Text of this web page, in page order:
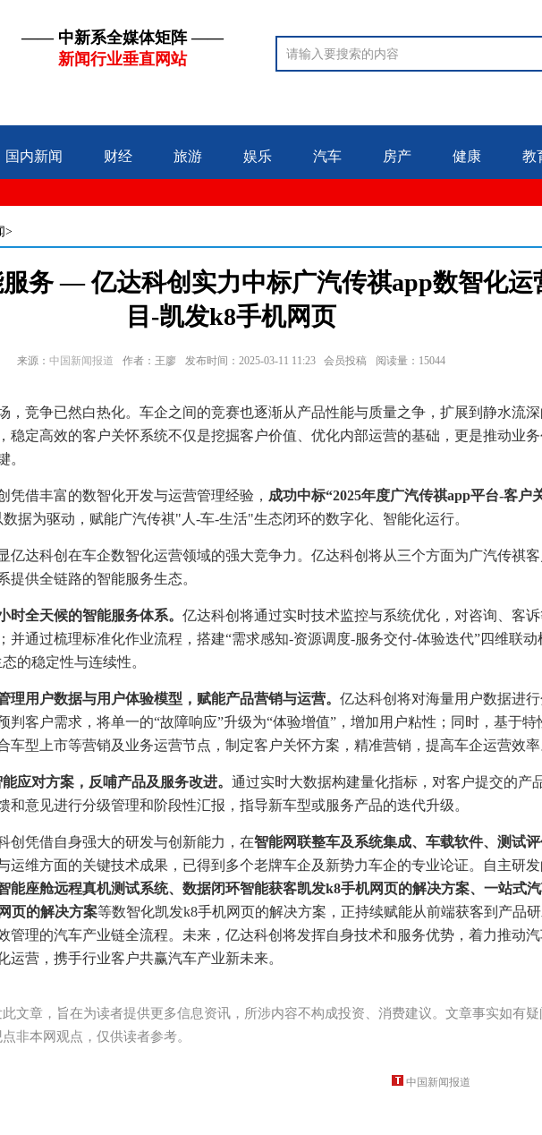
—— 中新系全媒体矩阵 ——
新闻行业垂直网站
国内新闻 财经 旅游 娱乐 汽车 房产 健康 教
>
务 — 亿达科创实力中标广汽传祺app数智化运
目-凯发k8手机网页
来源： 中国新闻报道 作者：王廖 发布时间：2025-03-11 11:23 会员投稿 阅读量：15044
，竞争已然白热化。车企之间的竞赛也逐渐从产品性能与质量之争，扩展到静水流
稳定高效的客户关怀系统不仅是挖掘客户价值、优化内部运营的基础，更是推动业
。
凭借丰富的数智化开发与运营管理经验， 成功中标“2025年度广汽传祺app平台-客户
数据为驱动，赋能广汽传祺"人-车-生活"生态闭环的数字化、智能化运行。
亿达科创在车企数智化运营领域的强大竞争力。亿达科创将从三个方面为广汽传祺
提供全链路的智能服务生态。
时全天候的智能服务体系。 亿达科创将通过实时技术监控与系统优化，对咨询、客
并通过梳理标准化作业流程，搭建“需求感知-资源调度-服务交付-体验迭代”四维联动
的稳定性与连续性。
理用户数据与用户体验模型，赋能产品营销与运营。 亿达科创将对海量用户数据进
判客户需求，将单一的“故障响应”升级为“体验增值”，增加用户粘性；同时，基于特
车型上市等营销及业务运营节点，制定客户关怀方案，精准营销，提高车企运营效率
应对方案，反哺产品及服务改进。 通过实时大数据构建量化指标，对客户提交的产
和意见进行分级管理和阶段性汇报，指导新车型或服务产品的迭代升级。
创凭借自身强大的研发与创新能力，在智能网联整车及系统集成、车载软件、测试
运维方面的关键技术成果，已得到多个老牌车企及新势力车企的专业论证。自主研发
能座舱远程真机测试系统、数据闭环智能获客凯发k8手机网页的解决方案、一站式
页的解决方案等数智化凯发k8手机网页的解决方案，正持续赋能从前端获客到产品
管理的汽车产业链全流程。未来，亿达科创将发挥自身技术和服务优势，着力推动
运营，携手行业客户共赢汽车产业新未来。
文章，旨在为读者提供更多信息资讯，所涉内容不构成投资、消费建议。文章事实如有
非本网观点，仅供读者参考。
中国新闻报道